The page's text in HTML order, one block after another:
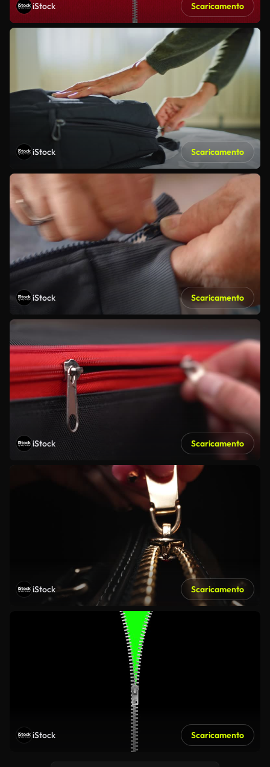
iStock Scaricamento
iStock Scaricamento
iStock Scaricamento
iStock Scaricamento
iStock Scaricamento
iStock Scaricamento